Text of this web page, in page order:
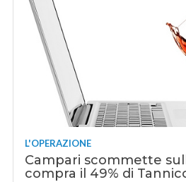
L'OPERAZIONE
Campari scommette
compra il 49% di